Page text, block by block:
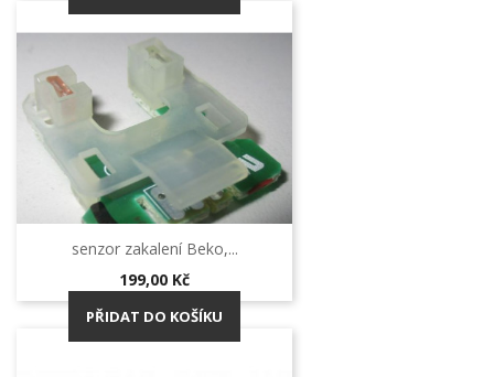
senzor zakalení Beko,...
Cena
199,00 Kč
PŘIDAT DO KOŠÍKU